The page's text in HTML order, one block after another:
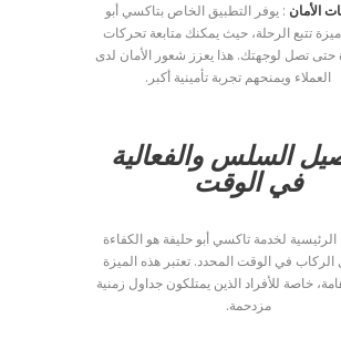
الأمان : يوفر التطبيق الخاص بتاكسي أبو
تتبع الرحلة، حيث يمكنك متابعة تحركات
حتى تصل لوجهتك. هذا يعزز شعور الأمان لدى
العملاء ويمنحهم تجربة تأمينية أكبر.
السلس والفعالية
في الوقت
الرئيسية لخدمة تاكسي أبو حليفة هو الكفاءة
في الوقت المحدد. تعتبر هذه الميزة
خاصة للأفراد الذين يمتلكون جداول زمنية
مزدحمة.